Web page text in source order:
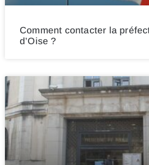
Comment contacter la
d’Oise ?